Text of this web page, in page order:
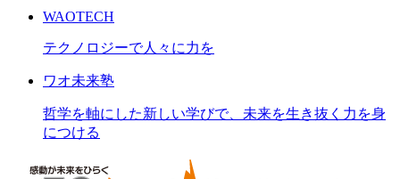
WAOTECH
テクノロジーで人々に力を
ワオ未来塾
哲学を軸にした新しい学びで、未来を生き抜く力を身
につける